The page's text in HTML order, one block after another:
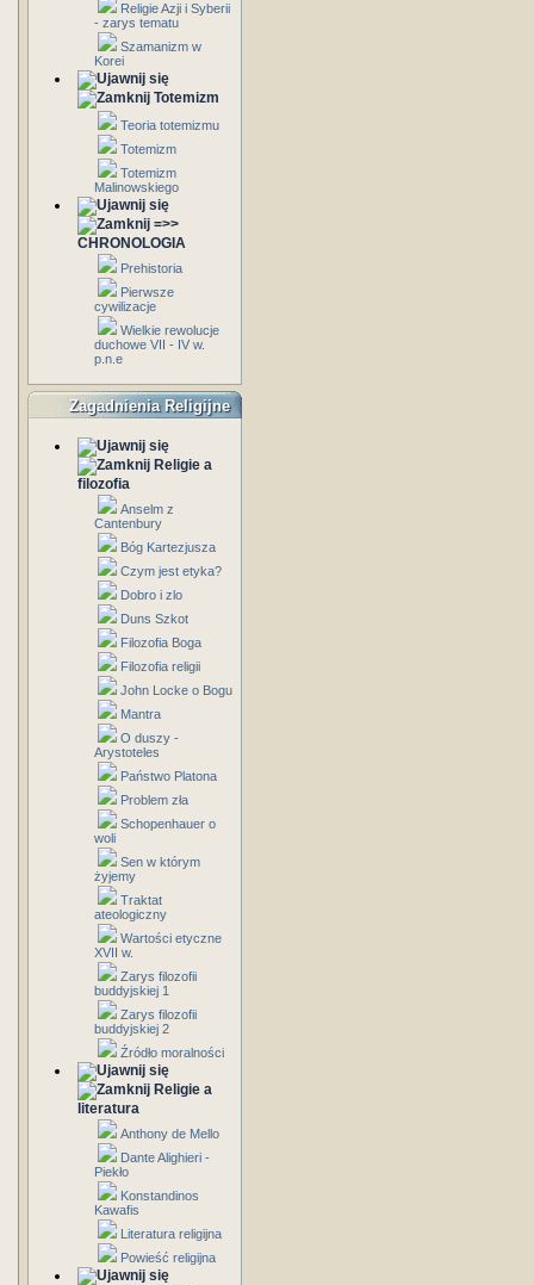
Religie Azji i Syberii
- zarys tematu
Szamanizm w
Korei
Totemizm
Teoria totemizmu
Totemizm
Totemizm
Malinowskiego
=>>
CHRONOLOGIA
Prehistoria
Pierwsze
cywilizacje
Wielkie rewolucje
duchowe VII - IV w.
p.n.e
Zagadnienia Religijne
Religie a
filozofia
Anselm z
Cantenbury
Bóg Kartezjusza
Czym jest etyka?
Dobro i zlo
Duns Szkot
Filozofia Boga
Filozofia religii
John Locke o Bogu
Mantra
O duszy -
Arystoteles
Państwo Platona
Problem zła
Schopenhauer o
woli
Sen w którym
żyjemy
Traktat
ateologiczny
Wartości etyczne
XVII w.
Zarys filozofii
buddyjskiej 1
Zarys filozofii
buddyjskiej 2
Źródło moralności
Religie a
literatura
Anthony de Mello
Dante Alighieri -
Piekło
Konstandinos
Kawafis
Literatura religijna
Powieść religijna